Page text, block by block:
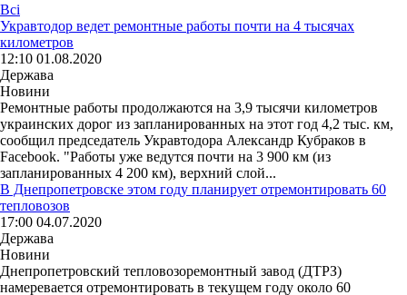
Всі
Укравтодор ведет ремонтные работы почти на 4 тысячах
километров
12:10 01.08.2020
Держава
Новини
Ремонтные работы продолжаются на 3,9 тысячи километров
украинских дорог из запланированных на этот год 4,2 тыс. км,
сообщил председатель Укравтодора Александр Кубраков в
Facebook. "Работы уже ведутся почти на 3 900 км (из
запланированных 4 200 км), верхний слой...
В Днепропетровске этом году планирует отремонтировать 60
тепловозов
17:00 04.07.2020
Держава
Новини
Днепропетровский тепловозоремонтный завод (ДТРЗ)
намеревается отремонтировать в текущем году около 60